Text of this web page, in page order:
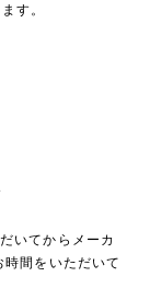
す。
いてからメーカ
間をいただいて